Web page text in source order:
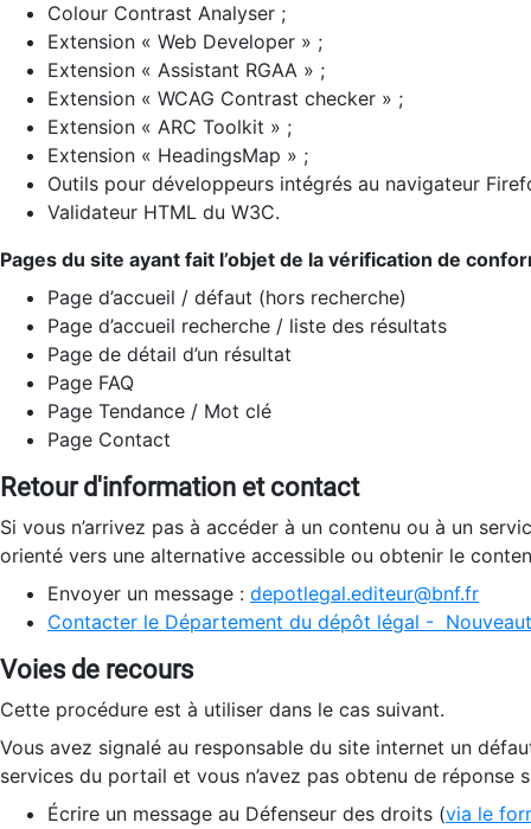
Colour Contrast Analyser ;
Extension « Web Developer » ;
Extension « Assistant RGAA » ;
Extension « WCAG Contrast checker » ;
Extension « ARC Toolkit » ;
Extension « HeadingsMap » ;
Outils pour développeurs intégrés au navigateur
Validateur HTML du W3C.
Pages du site ayant fait l’objet de la vérification de
Page d’accueil / défaut (hors recherche)
Page d’accueil recherche / liste des résultats
Page de détail d’un résultat
Page FAQ
Page Tendance / Mot clé
Page Contact
Retour d'information et contact
Si vous n’arrivez pas à accéder à un contenu ou à un
orienté vers une alternative accessible ou obtenir le
Envoyer un message : depotlegal.editeur@bnf.fr
Contacter le Département du dépôt légal -
Voies de recours
Cette procédure est à utiliser dans le cas suivant.
Vous avez signalé au responsable du site internet un
services du portail et vous n’avez pas obtenu de réponse
Écrire un message au Défenseur des droits (via le